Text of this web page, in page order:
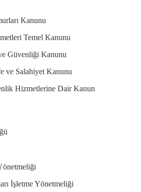
Kanunu
Temel Kanunu
Güvenliği Kanunu
ve Salahiyet Kanunu
Hizmetlerine Dair Kanun
İşletme Yönetmeliği